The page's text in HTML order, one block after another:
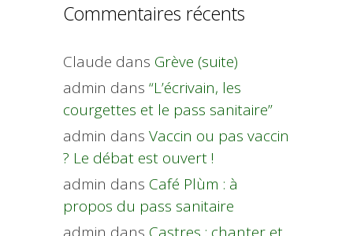
Commentaires récents
Claude dans Grève (suite)
admin dans “L’écrivain, les
courgettes et le pass sanitaire”
admin dans Vaccin ou pas vaccin
? Le débat est ouvert !
admin dans Café Plùm : à
propos du pass sanitaire